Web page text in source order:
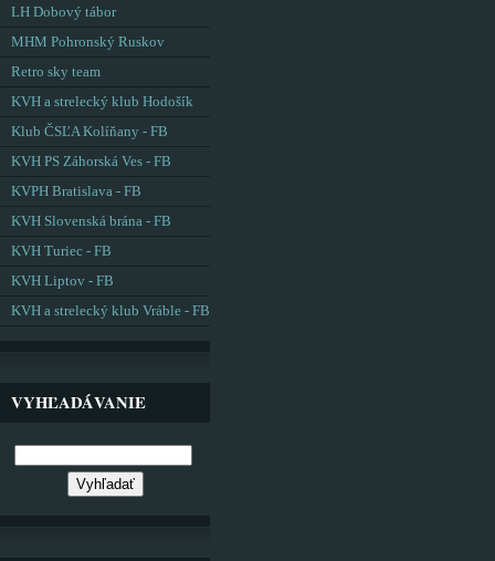
LH Dobový tábor
MHM Pohronský Ruskov
Retro sky team
KVH a strelecký klub Hodošík
Klub ČSĽA Kolíňany - FB
KVH PS Záhorská Ves - FB
KVPH Bratislava - FB
KVH Slovenská brána - FB
KVH Turiec - FB
KVH Liptov - FB
KVH a strelecký klub Vráble - FB
VYHĽADÁVANIE